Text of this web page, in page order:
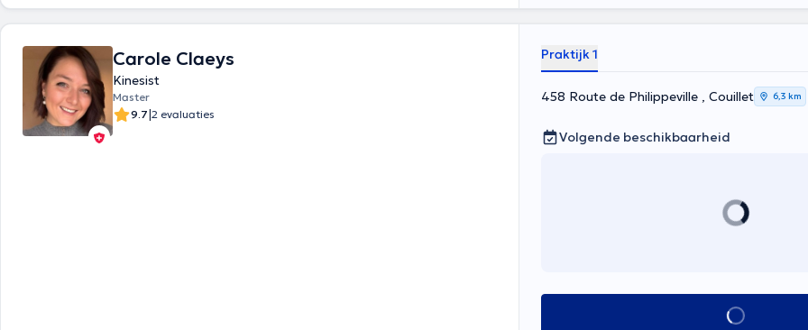
Carole Claeys
Kinesist
Master
9.7|2 evaluaties
Praktijk 1
458 Route de Philippeville , Couillet 6,3 km
Volgende beschikbaarheid
Alles zien